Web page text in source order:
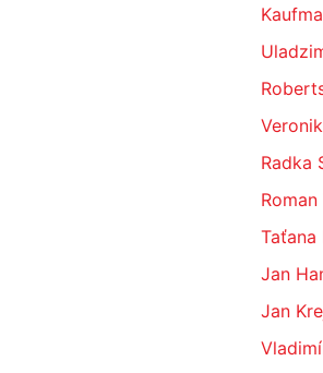
Radka
Taťana
Jan
Jan